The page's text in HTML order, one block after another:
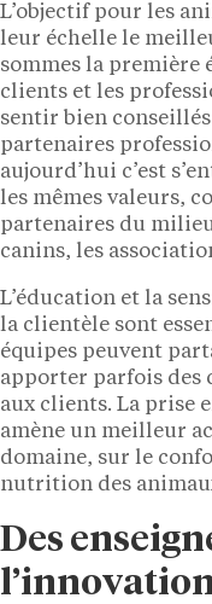
L’objectif pour les
leur échelle le
sommes la première
clients et les
sentir bien
partenaires
aujourd’hui c’est
les mêmes valeurs,
partenaires du
canins, les
L’éducation et la
la clientèle sont
équipes peuvent
apporter parfois des
aux clients. La prise
amène un meilleur
domaine, sur le
nutrition des
Des